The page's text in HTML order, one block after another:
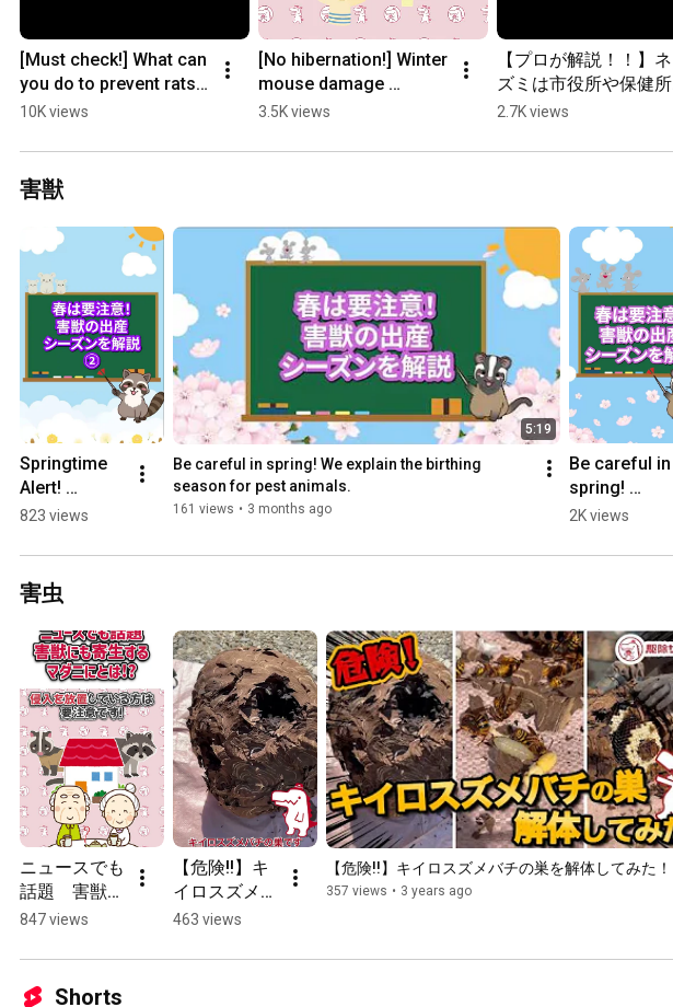
[Must check!] What can
you do to prevent rats
yourself? #Rats
10K views
[No hibernation!] Winter
mouse damage
#ExterminationSaurus
3.5K views
【プロが解説！！】ネ
ズミは市役所や保健所
で駆除してもらえ
2.7K views
害獣
Springtime
Alert!
Explaining
Breeding
Season Part
2
#KujoSaurus
#Pests
823 views
5:19
Be careful in spring! We explain the birthing
season for pest animals.
161 views • 3 months ago
Be careful in
spring!
Explanation
birthing
①
#Exterminati
onSaurus ...
2K views
害虫
ニュースでも
話題　害獣に
も寄生するマ
847 views
【危険!!】キ
イロスズメバ
チの巣を解体
#shorts
463 views
【危険!!】キイロスズメバチの巣を解体してみた！
357 views • 3 years ago
Shorts